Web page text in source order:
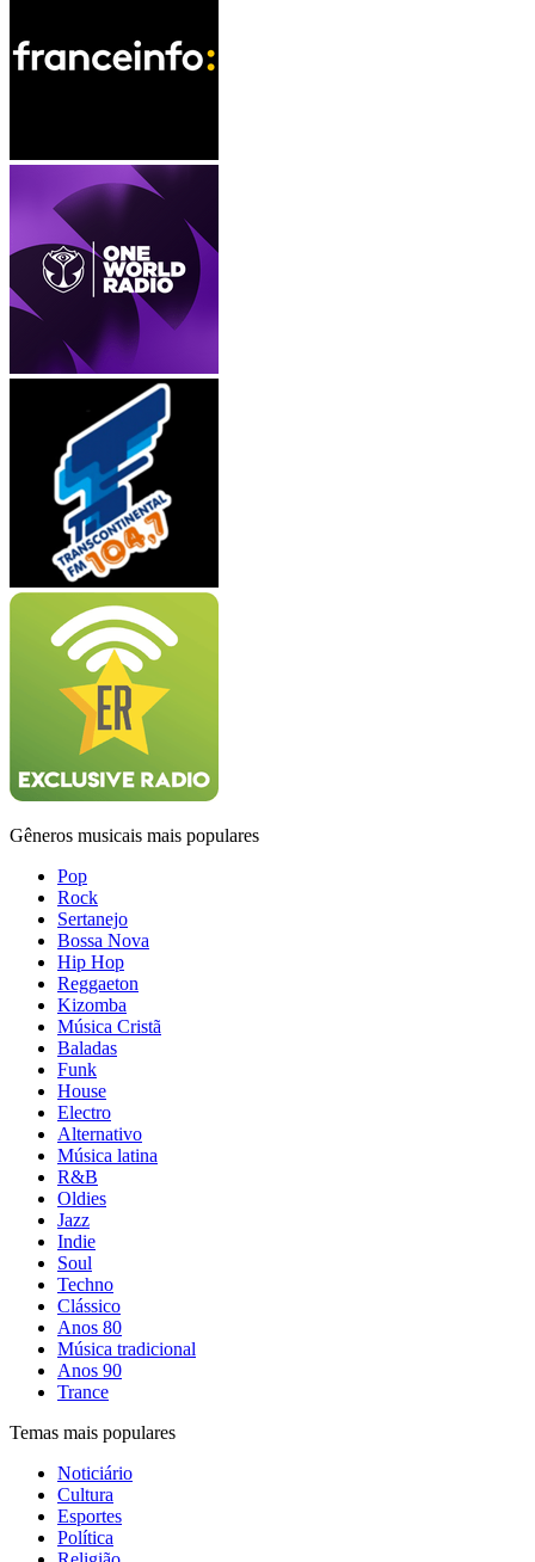
Gêneros musicais mais populares
Pop
Rock
Sertanejo
Bossa Nova
Hip Hop
Reggaeton
Kizomba
Música Cristã
Baladas
Funk
House
Electro
Alternativo
Música latina
R&B
Oldies
Jazz
Indie
Soul
Techno
Clássico
Anos 80
Música tradicional
Anos 90
Trance
Temas mais populares
Noticiário
Cultura
Esportes
Política